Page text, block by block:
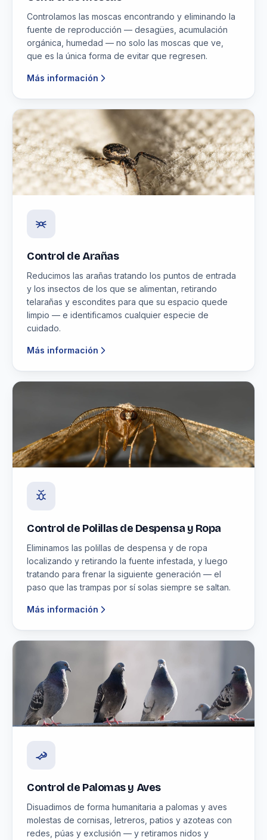
Controlamos las moscas encontrando y eliminando la
fuente de reproducción — desagües, acumulación
orgánica, humedad — no solo las moscas que ve,
que es la única forma de evitar que regresen.
Más información
Control de Arañas
Reducimos las arañas tratando los puntos de entrada
y los insectos de los que se alimentan, retirando
telarañas y escondites para que su espacio quede
limpio — e identificamos cualquier especie de
cuidado.
Más información
Control de Polillas de Despensa y Ropa
Eliminamos las polillas de despensa y de ropa
localizando y retirando la fuente infestada, y luego
tratando para frenar la siguiente generación — el
paso que las trampas por sí solas siempre se saltan.
Más información
Control de Palomas y Aves
Disuadimos de forma humanitaria a palomas y aves
molestas de cornisas, letreros, patios y azoteas con
redes, púas y exclusión — y retiramos nidos y